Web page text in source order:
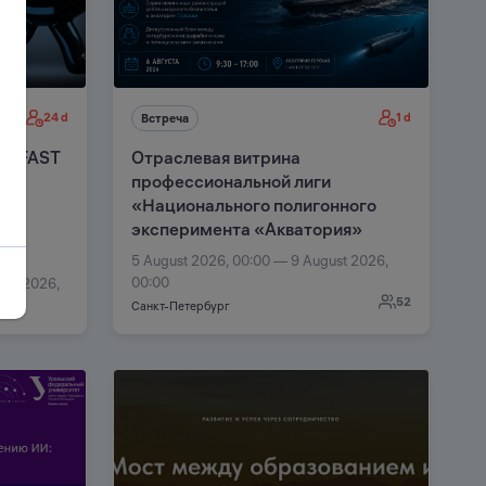
24 d
FAST
2026,
Встреча 1 d
Отраслевая витрина
профессиональной лиги
«Национального полигонного
эксперимента «Акватория»
5 August 2026, 00:00 — 9 August 2026,
00:00
Санкт-Петербург 52